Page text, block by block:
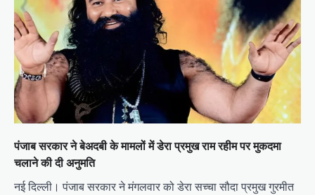
पंजाब सरकार ने बेअदबी के मामलों में डेरा प्रमुख राम रहीम पर मुकदमा
चलाने की दी अनुमति
नई दिल्ली। पंजाब सरकार ने मंगलवार को डेरा सच्चा सौदा प्रमुख गुरमीत